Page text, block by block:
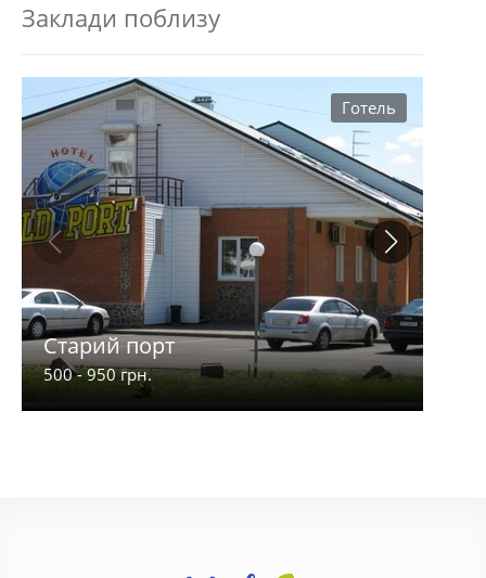
Заклади поблизу
Готель
Старий порт
500 - 950 грн.